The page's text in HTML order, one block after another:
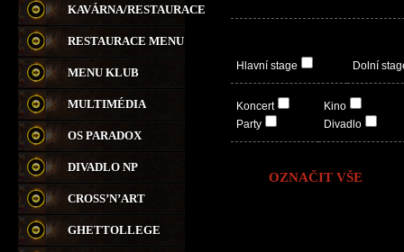
KAVÁRNA/RESTAURACE
RESTAURACE MENU
MENU KLUB
MULTIMÉDIA
OS PARADOX
DIVADLO NP
CROSS’N’ART
GHETTOLLEGE
Hlavní stage Dolní
Koncert
Party
Kino
Divadlo
OZNAČIT VŠE